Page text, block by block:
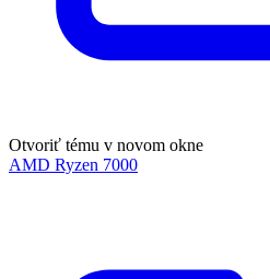
Otvoriť tému v novom okne
AMD Ryzen 7000